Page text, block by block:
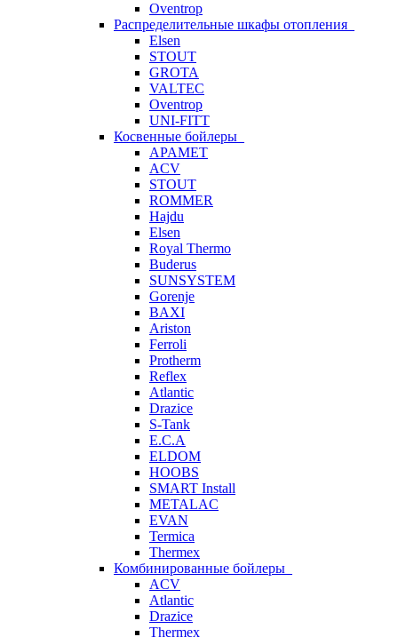
Oventrop
Распределительные шкафы отопления
Elsen
STOUT
GROTA
VALTEC
Oventrop
UNI-FITT
Косвенные бойлеры
APAMET
ACV
STOUT
ROMMER
Hajdu
Elsen
Royal Thermo
Buderus
SUNSYSTEM
Gorenje
BAXI
Ariston
Ferroli
Protherm
Reflex
Atlantic
Drazice
S-Tank
E.C.A
ELDOM
HOOBS
SMART Install
METALAC
EVAN
Termica
Thermex
Комбинированные бойлеры
ACV
Atlantic
Drazice
Thermex